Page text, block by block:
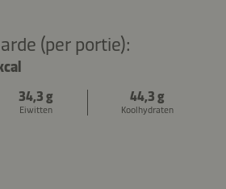
(per portie):
34,3 g
Eiwitten
44,3 g
Koolhydraten